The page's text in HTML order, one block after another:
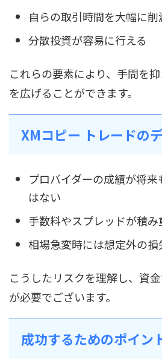
自らの取引時間を大幅に削
分散投資が容易に行える
これらの要素により、手間を
を広げることができます。
XMコピー トレードの
プロバイダーの成績が将
はない
手数料やスプレッドが積
相場急変時には想定外の
こうしたリスクを理解し、資
が必要でございます。
成功するためのポイン